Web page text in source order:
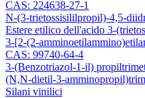
CAS: 224638-27-1
N-(3-trietossisililpropil)-4,5-
Estere etilico dell'acido 3-
3-[2-(2-
CAS: 99740-64-4
3-(Benzotriazol-1-il)
(N,N-dietil-3-
Silani vinilici